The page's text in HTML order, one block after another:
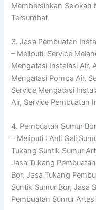
Membersihkan Selokan
Tersumbat
3. Jasa Pembuatan
– Meliputi: Service
Mengatasi Instalasi Air,
Mengatasi Pompa Air,
Service Mengatasi
Air, Service Pembuatan
4. Pembuatan Sumur
– Meliputi : Ahli Gali
Tukang Suntik Sumur
Jasa Tukang
Bor, Jasa Tukang
Suntik Sumur Bor, Jasa
Pembuatan Sumur